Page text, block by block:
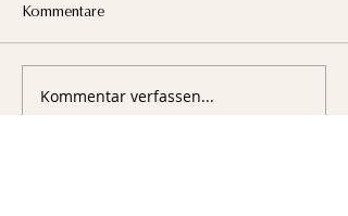
Kommentare
Kommentar verfassen...